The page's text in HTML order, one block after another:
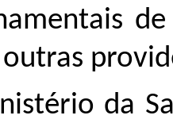
da